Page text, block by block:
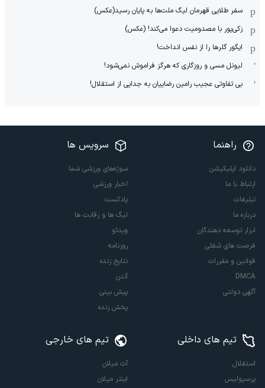
سفر طلایی قهرمان لیگ ملت‌ها به پایان رسید(عکس)
زکی‌پور با مصدومیت دعوا می‌کند! (عکس)
ایگور گلرها را از نفس انداخت!
لیونل مسی و روزگاری که هرگز فراموش نمی‌شود!
بی تفاوتی عجیب رامین رضاییان به جدایی از استقلال!
راهنما
دانلود اپلیکیشن
ارتباط با ما
تبلیغات
درباره ما
ابزار توسعه دهندگان
فرصت های شغلی
قوانین و مقررات
DMCA
آگهی دولتی
سرویس ها
سوژه‌های ورزشی شما
اخبار ورزشی
پادکست
لیگ ها و رقابت ها
ویدئو
روزنامه
نتایج زنده
آنتن
پیش بینی
پخش زنده
تیم های داخلی
استقلال
پرسپولیس
تیم های خارجی
آث میلان
اینتر میلان